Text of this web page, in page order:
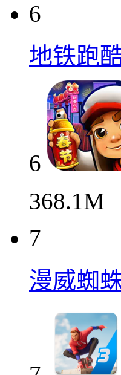
6
地铁跑
6
368.1M
7
漫威蜘